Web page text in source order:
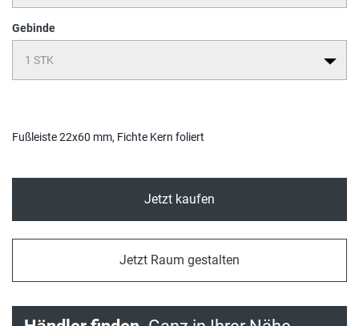
Fußleiste 22x60 mm, Fichte Kern foliert
Gebinde
Jetzt kaufen
Jetzt Raum gestalten